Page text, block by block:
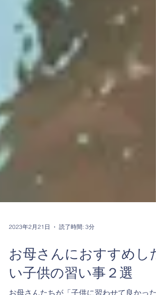
2023年2月21日 読了時間: 3分